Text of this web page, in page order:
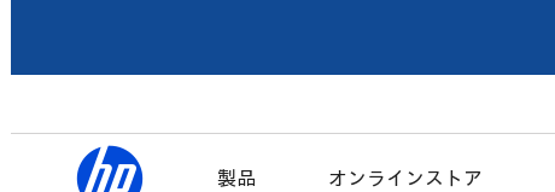
製品 オンラインストア